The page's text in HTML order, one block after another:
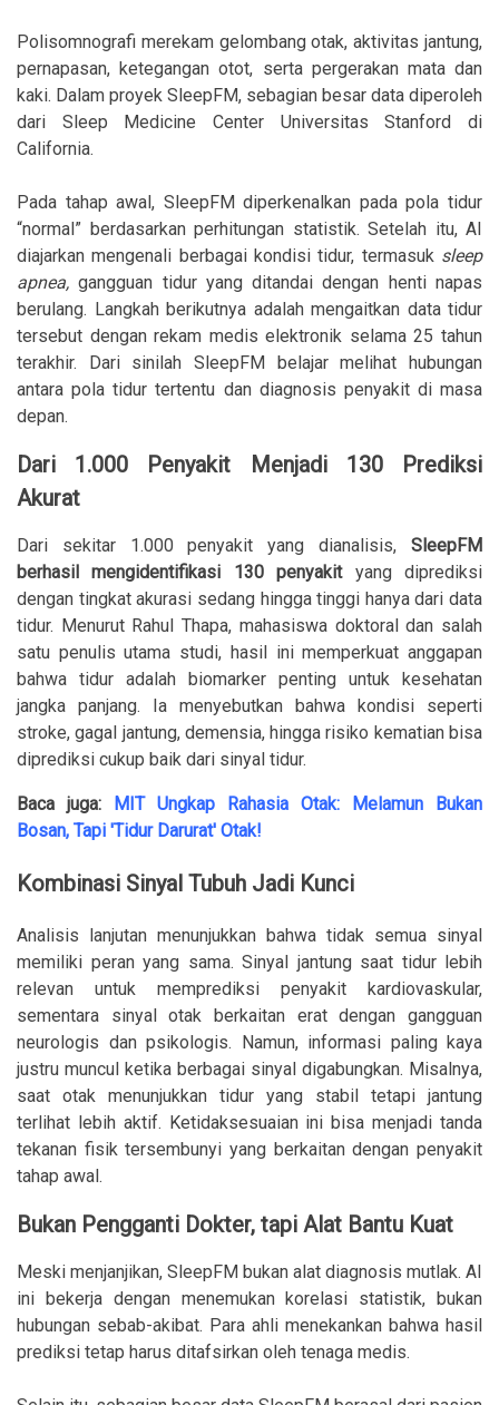
Polisomnografi merekam gelombang otak, aktivitas jantung,
pernapasan, ketegangan otot, serta pergerakan mata dan
kaki. Dalam proyek SleepFM, sebagian besar data diperoleh
dari Sleep Medicine Center Universitas Stanford di
California.
Pada tahap awal, SleepFM diperkenalkan pada pola tidur
“normal” berdasarkan perhitungan statistik. Setelah itu, AI
diajarkan mengenali berbagai kondisi tidur, termasuk sleep
apnea, gangguan tidur yang ditandai dengan henti napas
berulang. Langkah berikutnya adalah mengaitkan data tidur
tersebut dengan rekam medis elektronik selama 25 tahun
terakhir. Dari sinilah SleepFM belajar melihat hubungan
antara pola tidur tertentu dan diagnosis penyakit di masa
depan.
Dari 1.000 Penyakit Menjadi 130 Prediksi
Akurat
Dari sekitar 1.000 penyakit yang dianalisis, SleepFM
berhasil mengidentifikasi 130 penyakityang diprediksi
dengan tingkat akurasi sedang hingga tinggi hanya dari data
tidur. Menurut Rahul Thapa, mahasiswa doktoral dan salah
satu penulis utama studi, hasil ini memperkuat anggapan
bahwa tidur adalah biomarker penting untuk kesehatan
jangka panjang. Ia menyebutkan bahwa kondisi seperti
stroke, gagal jantung, demensia, hingga risiko kematian bisa
diprediksi cukup baik dari sinyal tidur.
Baca juga:
MIT Ungkap Rahasia Otak: Melamun Bukan
Bosan, Tapi 'Tidur Darurat' Otak!
Kombinasi Sinyal Tubuh Jadi Kunci
Analisis lanjutan menunjukkan bahwa tidak semua sinyal
memiliki peran yang sama. Sinyal jantung saat tidur lebih
relevan untuk memprediksi penyakit kardiovaskular,
sementara sinyal otak berkaitan erat dengan gangguan
neurologis dan psikologis. Namun, informasi paling kaya
justru muncul ketika berbagai sinyal digabungkan. Misalnya,
saat otak menunjukkan tidur yang stabil tetapi jantung
terlihat lebih aktif. Ketidaksesuaian ini bisa menjadi tanda
tekanan fisik tersembunyi yang berkaitan dengan penyakit
tahap awal.
Bukan Pengganti Dokter, tapi Alat Bantu Kuat
Meski menjanjikan, SleepFM bukan alat diagnosis mutlak. AI
ini bekerja dengan menemukan korelasi statistik, bukan
hubungan sebab-akibat. Para ahli menekankan bahwa hasil
prediksi tetap harus ditafsirkan oleh tenaga medis.